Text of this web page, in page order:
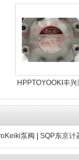
J22不二越NACHI
SS-G03-C6-R-
J22电磁阀
HPPTOYOOKI丰兴
压油泵
泵阀 SQP东京计